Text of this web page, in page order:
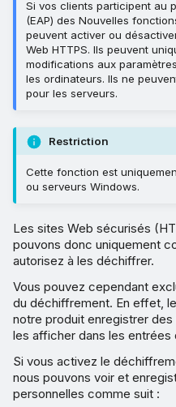
Si vos clients participent au
(EAP) des Nouvelles
peuvent activer ou
Web HTTPS. Ils peuvent
modifications aux
les ordinateurs. Ils ne
pour les serveurs.
Restriction
Cette fonction est
ou serveurs Windows.
Les sites Web sécurisés
pouvons donc uniquement
autorisez à les déchiffrer.
Vous pouvez cependant
du déchiffrement. En effet,
notre produit enregistrer
les afficher dans les entrées
Si vous activez le
nous pouvons voir et
personnelles comme suit :